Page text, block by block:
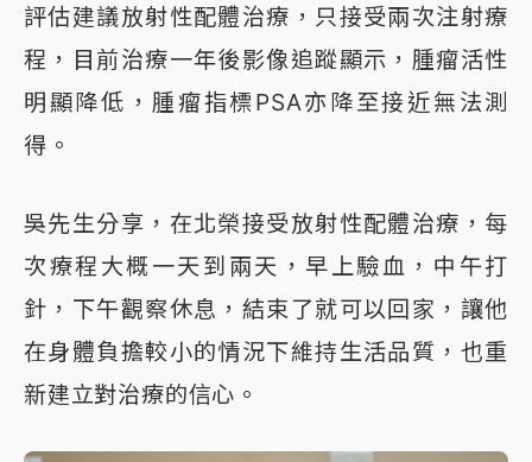
評估建議放射性配體治療，只接受兩次注射療
程，目前治療一年後影像追蹤顯示，腫瘤活性
明顯降低，腫瘤指標PSA亦降至接近無法測
得。
吳先生分享，在北榮接受放射性配體治療，每
次療程大概一天到兩天，早上驗血，中午打
針，下午觀察休息，結束了就可以回家，讓他
在身體負擔較小的情況下維持生活品質，也重
新建立對治療的信心。